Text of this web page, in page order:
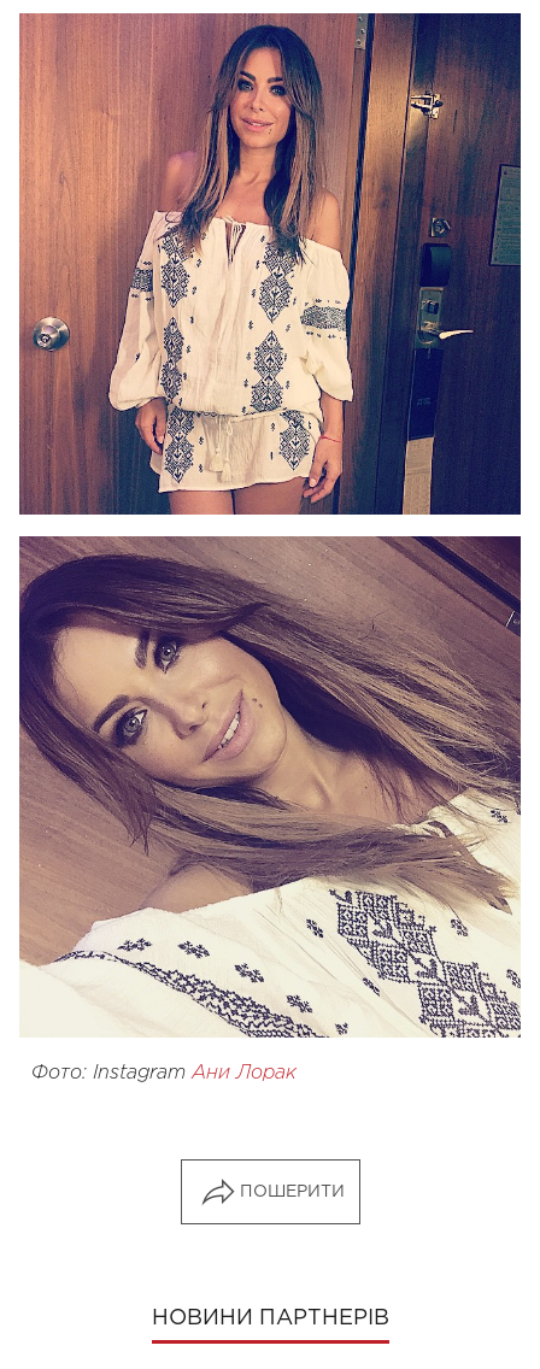
Фото: Instagram Ани Лорак
ПОШЕРИТИ
НОВИНИ ПАРТНЕРІВ